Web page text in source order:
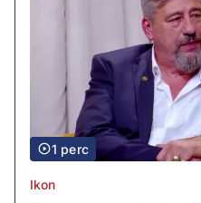
1 perc
Ikon